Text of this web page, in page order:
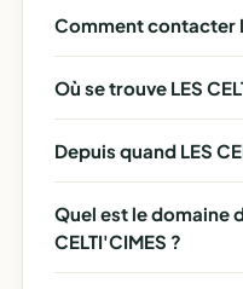
Comment contacter
Où se trouve LES
Depuis quand LES
Quel est le domaine
CELTI'CIMES ?